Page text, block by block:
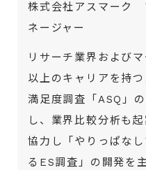
株式会社アスマーク
ネージャー
リサーチ業界および
以上のキャリアを持
満足度調査「ASQ」
し、業界比較分析も
協力し「やりっぱな
るES調査」の開発を主